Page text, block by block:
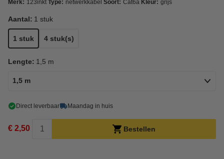
Merk: 123inkt Type: netwerkkabel Soort: Cat6a Kleur: grijs
Aantal: 1 stuk
1 stuk 4 stuk(s)
Lengte: 1,5 m
1,5 m
Direct leverbaar Maandag in huis
€ 2,50 Bestellen